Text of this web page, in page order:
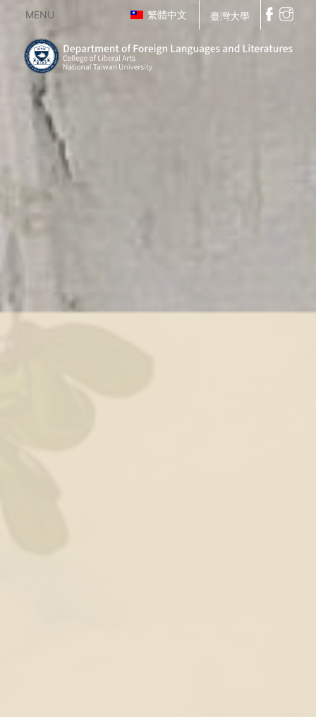
MENU 繁體中文 臺灣大學